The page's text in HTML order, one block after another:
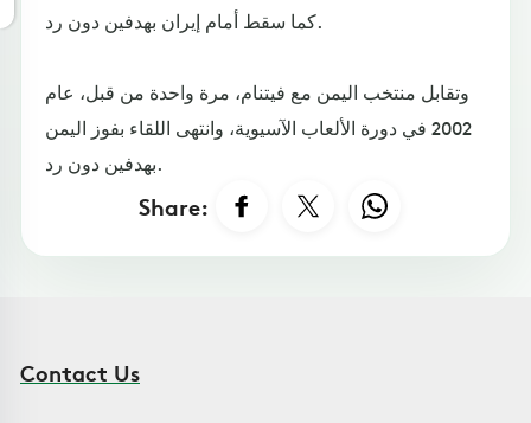
كما سقط أمام إيران بهدفين دون رد.
وتقابل منتخب اليمن مع فيتنام، مرة واحدة من قبل، عام
2002 في دورة الألعاب الآسيوية، وانتهى اللقاء بفوز اليمن
بهدفين دون رد.
Share:
Contact Us